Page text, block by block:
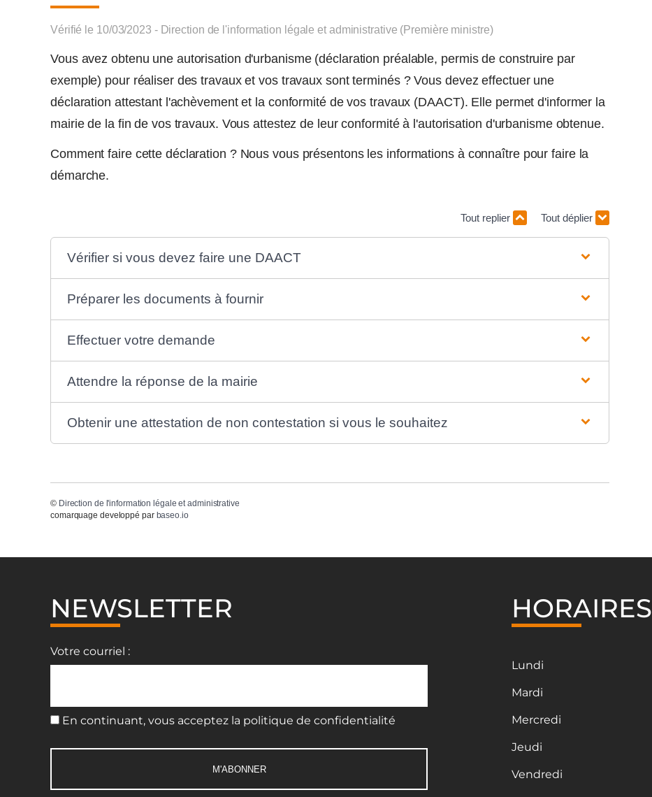
Vérifié le 10/03/2023 - Direction de l'information légale et administrative (Première ministre)
Vous avez obtenu une autorisation d'urbanisme (déclaration préalable, permis de construire par
exemple) pour réaliser des travaux et vos travaux sont terminés ? Vous devez effectuer une
déclaration attestant l'achèvement et la conformité de vos travaux (DAACT). Elle permet d'informer la
mairie de la fin de vos travaux. Vous attestez de leur conformité à l'autorisation d'urbanisme obtenue.
Comment faire cette déclaration ? Nous vous présentons les informations à connaître pour faire la
démarche.
Tout replier Tout déplier
Vérifier si vous devez faire une DAACT
Préparer les documents à fournir
Effectuer votre demande
Attendre la réponse de la mairie
Obtenir une attestation de non contestation si vous le souhaitez
© Direction de l'information légale et administrative
comarquage developpé par baseo.io
NEWSLETTER
Votre courriel :
En continuant, vous acceptez la politique de confidentialité
HORAIRES
Lundi
Mardi
Mercredi
Jeudi
Vendredi